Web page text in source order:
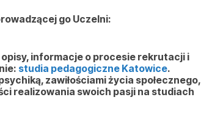
go Uczelni:
informacje o procesie rekrutacji i
studia pedagogiczne Katowice.
zawiłościami życia społecznego,
realizowania swoich pasji na studiach